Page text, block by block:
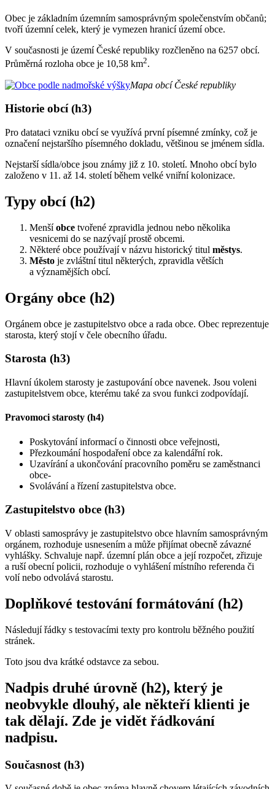
Obec je základním územním samosprávným společenstvím občanů;
tvoří územní celek, který je vymezen hranicí území obce.
V současnosti je území České republiky rozčleněno na 6257 obcí.
Průměrná rozloha obce je 10,58 km2.
Mapa obcí České republiky
Historie obcí (h3)
Pro datataci vzniku obcí se využívá první písemné zmínky, což je
označení nejstaršího písemného dokladu, většinou se jménem sídla.
Nejstarší sídla/obce jsou známy již z 10. století. Mnoho obcí bylo
založeno v 11. až 14. století během velké vniřní kolonizace.
Typy obcí (h2)
Menšíobce tvořené zpravidla jednou nebo několika
vesnicemi do se nazývají prostě obcemi.
Některé obce používají v názvu historický titul městys.
Město je zvláštní titul některých, zpravidla větších
a významějších obcí.
Orgány obce (h2)
Orgánem obce je zastupitelstvo obce a rada obce. Obec reprezentuje
starosta, který stojí v čele obecního úřadu.
Starosta (h3)
Hlavní úkolem starosty je zastupování obce navenek. Jsou voleni
zastupitelstvem obce, kterému také za svou funkci zodpovídají.
Pravomoci starosty (h4)
Poskytování informací o činnosti obce veřejnosti,
Přezkoumání hospodaření obce za kalendářní rok.
Uzavírání a ukončování pracovního poměru se zaměstnanci
obce-
Svolávání a řízení zastupitelstva obce.
Zastupitelstvo obce (h3)
V oblasti samosprávy je zastupitelstvo obce hlavním samosprávným
orgánem, rozhoduje usnesením a může přijímat obecně závazné
vyhlášky. Schvaluje např. územní plán obce a její rozpočet, zřizuje
a ruší obecní policii, rozhoduje o vyhlášení místního referenda či
volí nebo odvolává starostu.
Doplňkové testování formátování (h2)
Následují řádky s testovacími texty pro kontrolu běžného použití
stránek.
Toto jsou dva krátké odstavce za sebou.
Nadpis druhé úrovně (h2), který je
neobvykle dlouhý, ale někteří klienti je
tak dělají. Zde je vidět řádkování
nadpisu.
Současnost (h3)